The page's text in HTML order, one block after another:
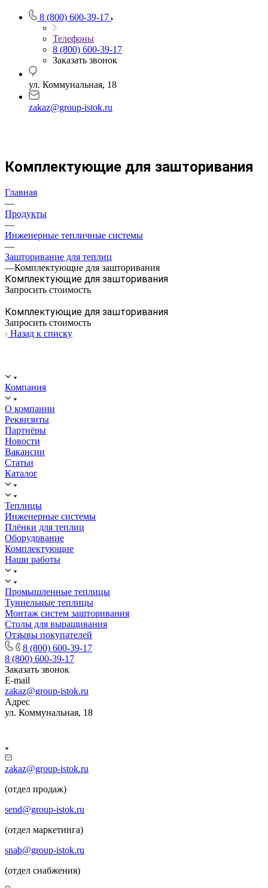
8 (800) 600-39-17
Телефоны
8 (800) 600-39-17
Заказать звонок
ул. Коммунальная, 18
zakaz@group-istok.ru
Комплектующие для зашторивания
Главная
—
Продукты
—
Инженерные тепличные системы
—
Зашторивание для теплиц
—Комплектующие для зашторивания
Комплектующие для зашторивания
Запросить стоимость
Комплектующие для зашторивания
Запросить стоимость
Назад к списку
Компания
О компании
Реквизиты
Партнёры
Новости
Вакансии
Статьи
Каталог
Теплицы
Инженерные системы
Плёнки для теплиц
Оборудование
Комплектующие
Наши работы
Промышленные теплицы
Туннельные теплицы
Монтаж систем зашторивания
Столы для выращивания
Отзывы покупателей
8 (800) 600-39-17
8 (800) 600-39-17
Заказать звонок
E-mail
zakaz@group-istok.ru
Адрес
ул. Коммунальная, 18
zakaz@group-istok.ru
(отдел продаж)
send@group-istok.ru
(отдел маркетинга)
snab@group-istok.ru
(отдел снабжения)